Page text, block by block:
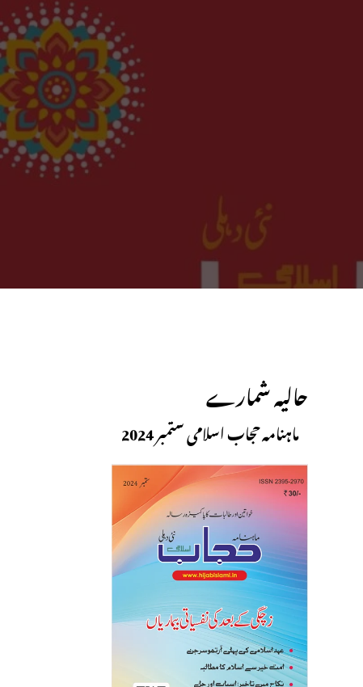
حالیہ شمارے
ماہنامہ حجاب اسلامی ستمبر 2024